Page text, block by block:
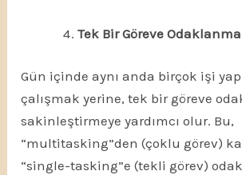
Tek Bir Göreve
Gün içinde aynı anda birçok işi
çalışmak yerine, tek bir göreve
sakinleştirmeye yardımcı olur. Bu,
“multitasking”den (çoklu görev)
“single-tasking”e (tekli görev)